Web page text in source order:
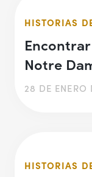
HISTORIAS
Notre
28 DE ENERO
HISTORIAS